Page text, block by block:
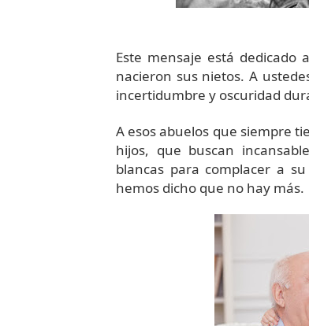
Este mensaje está
nacieron sus nietos. A
incertidumbre y oscuridad
A esos abuelos que siempre
hijos, que buscan
blancas para complacer a
hemos dicho que no hay más.